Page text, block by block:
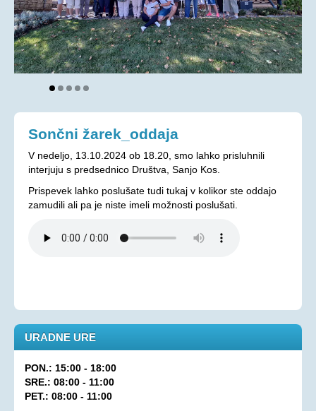
Bivalna skupnost
Osebna asistenca
AKTIVNOSTI
Aktualno
KORONAVIRUS - INFORMACIJE
Prispevki
Financerji
Arhiv
PRAVICE IN UGODNOSTI
Parkirna karta za invalide
Vozovnica za železniški promet
Sončni žarek_oddaja
V nedeljo, 13.10.2024 ob 18.20, smo lahko prisluhnili
interjuju s predsednico Društva, Sanjo Kos.
Prispevek lahko poslušate tudi tukaj v kolikor ste oddajo
zamudili ali pa je niste imeli možnosti poslušati.
URADNE URE
PON.: 15:00 - 18:00
SRE.: 08:00 - 11:00
PET.: 08:00 - 11:00